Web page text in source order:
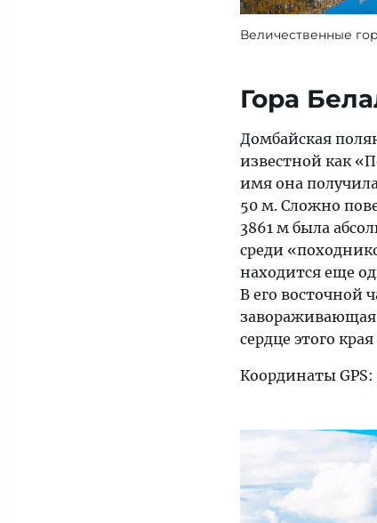
Величественные
Гора
Домбайская
известной как
имя она
50 м. Сложно
3861 м была
среди
находится еще
В его восточной
завораживающая
сердце этого
Координаты GPS: